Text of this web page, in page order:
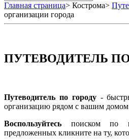
Главная страница> Кострома>
организации города
ПУТЕВОДИТЕЛЬ
Путеводитель по городу-
организацию рядом с вашим
Воспользуйтесь поиском по
предложенных кликните на ту,